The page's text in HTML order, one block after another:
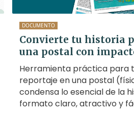
DOCUMENTO
Convierte tu historia
una postal con
Herramienta práctica para
reportaje en una postal
condensa lo esencial de la
formato claro, atractivo y